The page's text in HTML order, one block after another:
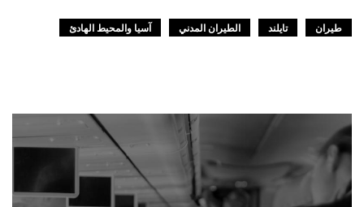
طيران تايلند الطيران المدني آسيا والمحيط الهادئ